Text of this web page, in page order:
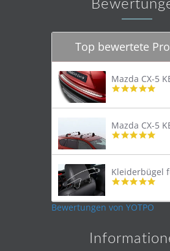
Top bewertete
4.8
4.9
4.9
Bewertungen von YOTPO